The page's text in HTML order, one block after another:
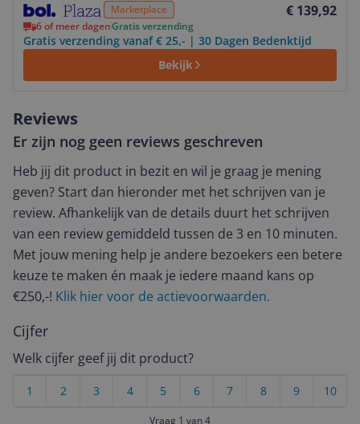
Marketplace € 139,92
6 of meer dagenGratis verzending
Gratis verzending vanaf € 25,- | 30 Dagen Bedenktijd
Bekijk
Reviews
Er zijn nog geen reviews geschreven
Heb jij dit product in bezit en wil je graag je mening
geven? Start dan hieronder met het schrijven van je
review. Afhankelijk van de details duurt het schrijven
van een review gemiddeld tussen de 3 en 10 minuten.
Met jouw mening help je andere bezoekers een betere
keuze te maken én maak je iedere maand kans op
€250,-! Klik hier voor de actievoorwaarden.
Cijfer
Welk cijfer geef jij dit product?
10
9
8
7
6
5
4
3
2
1
Vraag 1 van 4